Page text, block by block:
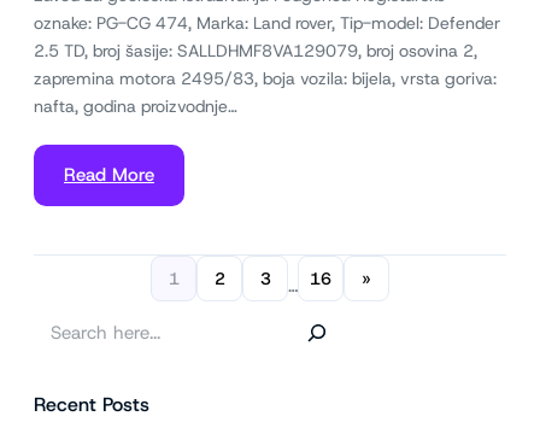
oznake: PG-CG 474, Marka: Land rover, Tip-model: Defender
2.5 TD, broj šasije: SALLDHMF8VA129079, broj osovina 2,
zapremina motora 2495/83, boja vozila: bijela, vrsta goriva:
nafta, godina proizvodnje…
Read More
1 2 3 … 16 »
tRecent Posts